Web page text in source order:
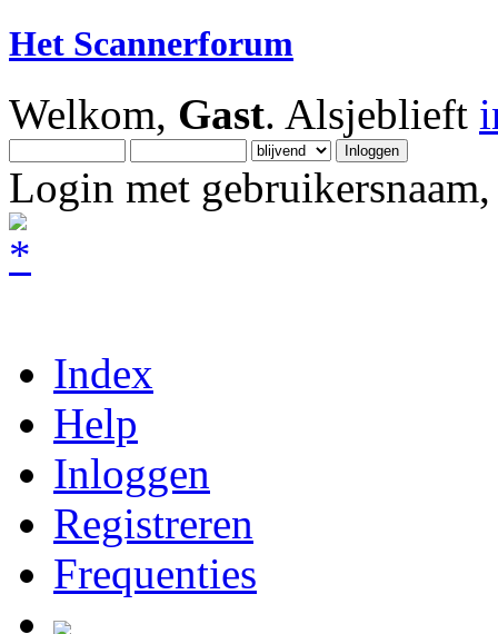
Het Scannerforum
Welkom, Gast. Alsjeblieft
Login met
Index
Help
Inloggen
Registreren
Frequenties